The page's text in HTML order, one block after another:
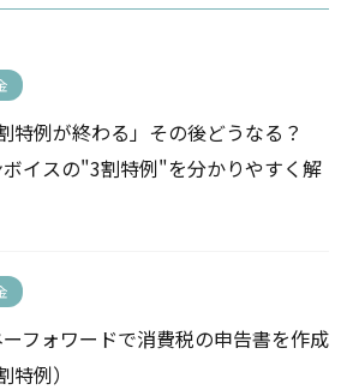
割特例が終わる」その後どうなる？
イスの"3割特例"を分かりやすく解
フォワードで消費税の申告書を作成
特例）